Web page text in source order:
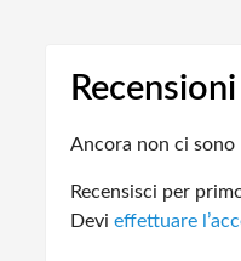
Recensioni
Ancora non ci sono
Recensisci per
Devi effettuare